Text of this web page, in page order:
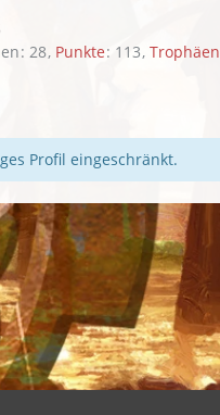
28 Punkte 113 Trophäen
Profil eingeschränkt.